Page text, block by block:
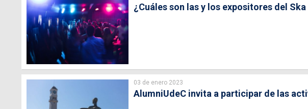
¿Cuáles son las y los expositores del
03 de enero 2023
AlumniUdeC invita a participar de las